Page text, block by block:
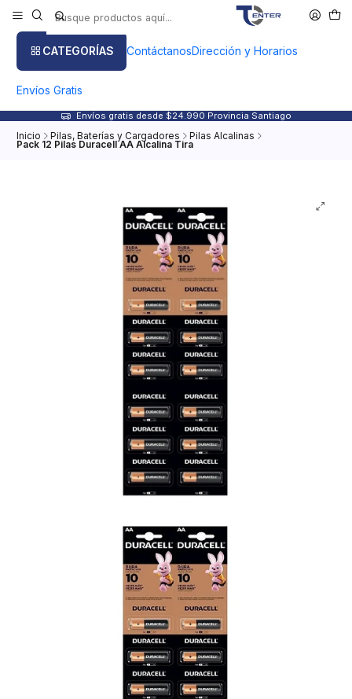
CATEGORÍAS ContáctanosDirección y Horarios
Envíos Gratis
Envíos gratis desde $24.990 Provincia Santiago
Inicio Pilas, Baterías y Cargadores Pilas Alcalinas
Pack 12 Pilas Duracell AA Alcalina Tira